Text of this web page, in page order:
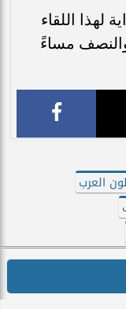
لهذا اللقاء
مساءً
العرب